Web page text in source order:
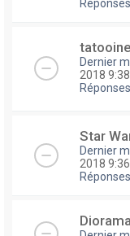
Dernier
2018 9:38
Star
Dernier
2018 9:36